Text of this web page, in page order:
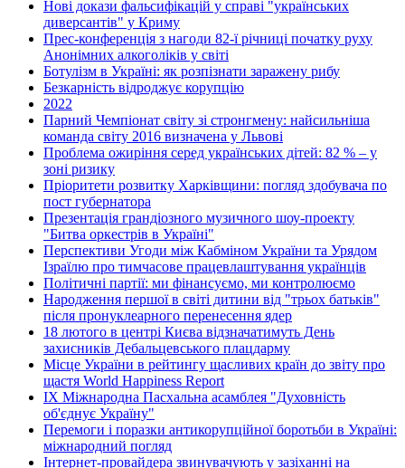
Нові докази фальсифікацій у справі "українських
диверсантів" у Криму
Прес-конференція з нагоди 82-ї річниці початку руху
Анонімних алкоголіків у світі
Ботулізм в Україні: як розпізнати заражену рибу
Безкарність відроджує корупцію
2022
Парний Чемпіонат світу зі стронгмену: найсильніша
команда світу 2016 визначена у Львові
Проблема ожиріння серед українських дітей: 82 % – у
зоні ризику
Пріоритети розвитку Харківщини: погляд здобувача по
пост губернатора
Презентація грандіозного музичного шоу-проекту
"Битва оркестрів в Україні"
Перспективи Угоди між Кабміном України та Урядом
Ізраїлю про тимчасове працевлаштування українців
Політичні партії: ми фінансуємо, ми контролюємо
Народження першої в світі дитини від "трьох батьків"
після пронуклеарного перенесення ядер
18 лютого в центрі Києва відзначатимуть День
захисників Дебальцевського плацдарму
Місце України в рейтингу щасливих країн до звіту про
щастя World Happiness Report
ІХ Міжнародна Пасхальна асамблея "Духовність
об'єднує Україну"
Перемоги і поразки антикорупційної боротьби в Україні:
міжнародний погляд
Інтернет-провайдера звинувачують у зазіханні на